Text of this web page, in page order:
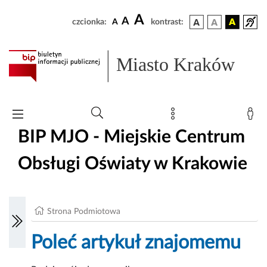
czcionka: A A A kontrast:
Miasto Kraków
BIP MJO - Miejskie Centrum
Obsługi Oświaty w Krakowie
Strona Podmiotowa
Poleć artykuł znajomemu